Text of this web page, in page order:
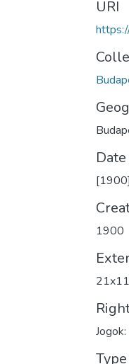
URI
Date
[1900]
1900
Type